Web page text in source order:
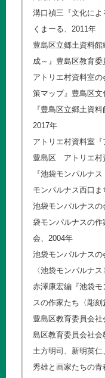
溝口禎三『文化に
くまーる、2011年
豊島区立郷土資料
成～』豊島区教育委
アトリエ村資料室
策マップ』豊島区
『豊島区立郷土資
2017年
アトリエ村資料室『
豊島区 アトリエ村
『池袋モンパルナ
モンパルナス西口
池袋モンパルナス
袋モンパルナスの
会、2004年
池袋モンパルナス
〈池袋モンパルナ
赤澤康宏編『池袋
スの作家たち〈彫
豊島区教育委員会
島区教育委員会社会
土方明司、新明英
秀雄と画家たちの